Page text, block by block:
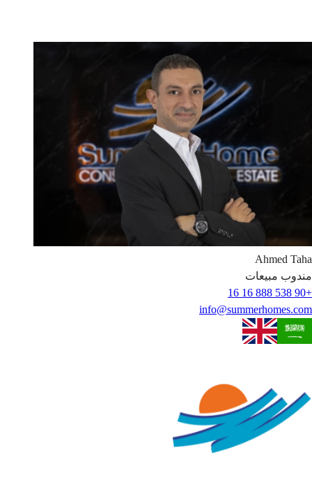
Ahmed Taha
مندوب مبيعات
+90 538 888 16 16
info@summerhomes.com